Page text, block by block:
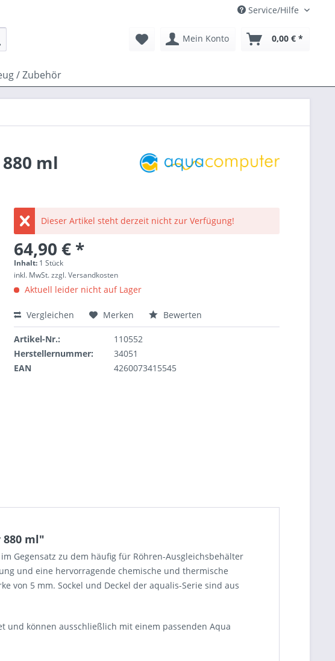
Service/Hilfe
Mein Konto 0,00 € *
/ Zubehör
ml
Dieser Artikel steht derzeit nicht zur Verfügung!
64,90 € *
Inhalt: 1 Stück
inkl. MwSt.zzgl. Versandkosten
Aktuell leider nicht auf Lager
Vergleichen Merken Bewerten
Artikel-Nr.:
110552
Herstellernummer:
34051
EAN
4260073415545
ml"
Gegensatz zu dem häufig für Röhren-Ausgleichsbehälter
und eine hervorragende chemische und thermische
von 5 mm. Sockel und Deckel der aqualis-Serie sind aus
und können ausschließlich mit einem passenden Aqua